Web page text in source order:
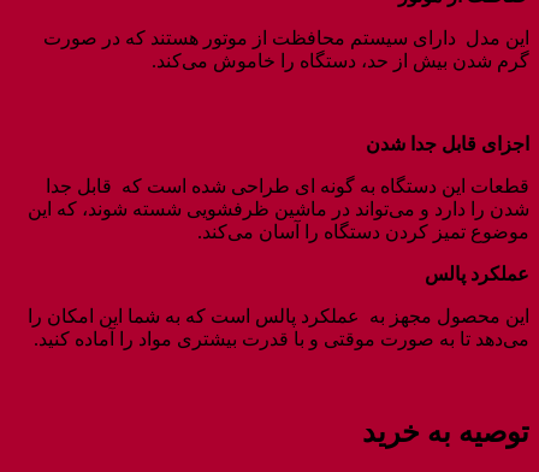
این مدل دارای سیستم محافظت از موتور هستند که در صورت
گرم شدن بیش از حد، دستگاه را خاموش می‌کند.
اجزای قابل جدا شدن
قطعات این دستگاه به گونه ای طراحی شده است که قابل جدا
شدن را دارد و می‌تواند در ماشین ظرفشویی شسته شوند، که این
موضوع تمیز کردن دستگاه را آسان می‌کند.
عملکرد پالس
این محصول مجهز به عملکرد پالس است که به شما این امکان را
می‌دهد تا به صورت موقتی و با قدرت بیشتری مواد را آماده کنید.
توصیه به خرید